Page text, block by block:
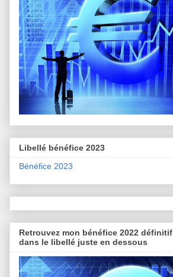
Libellé bénéfice 2023
Bénéfice 2023
Retrouvez mon bénéfice 2022 définitif
dans le libellé juste en dessous